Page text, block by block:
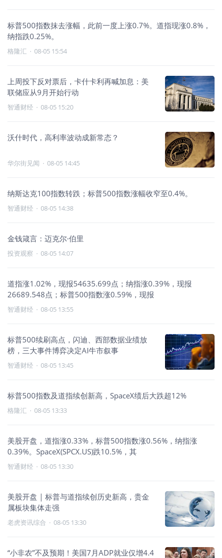
标普500指数抹去涨幅，此前一度上涨0.7%。道指现涨0.8%，
纳指跌0.25%。
格隆汇 · 08-05 15:54
上周投下反对票后，卡什卡利再喊加息：美
联储应从9月开始行动
智通财经 · 08-05 15:20
沃什时代，高利率波动成新常态？
华尔街见闻 · 08-05 14:45
纳斯达克100指数转跌；标普500指数涨幅收窄至0.4%。
智通财经 · 08-05 14:38
金钱箴言：迈克尔·伯里
投资观察 · 08-05 14:07
道指涨1.02%，现报54635.699点；纳指涨0.39%，现报
26689.548点；标普500指数涨0.59%，现报
智通财经 · 08-05 13:55
标普500续刷高点，闪迪、西部数据业绩放
榜，三大事件博弈决定AI牛市叙事
智通财经 · 08-05 13:45
标普500指数及道指续创新高，SpaceX绩后大跌超12%
格隆汇 · 08-05 13:33
美股开盘，道指涨0.33%，标普500指数涨0.56%，纳指涨
0.39%。SpaceX(SPCX.US)跌10.5%，其
智通财经 · 08-05 13:30
美股开盘 | 标普与道指续创历史新高，贵金
属板块集体走强
老虎资讯综合 · 08-05 13:30
“小非农”不及预期！美国7月ADP就业仅增4.4